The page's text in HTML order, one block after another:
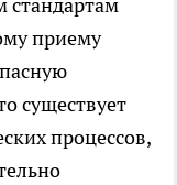
стандартам
приему
существует
процессов,